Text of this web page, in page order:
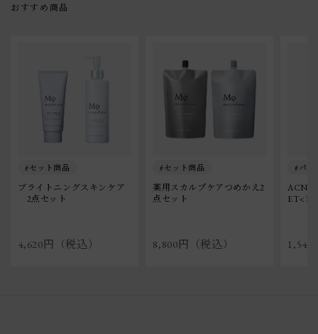
セット商品
ブライトニングスキンケア
2点セット
4,620円（税込）
セット商品
薬用スカルプケアつめかえ2
点セット
8,800円（税込）
パッ
ACNE